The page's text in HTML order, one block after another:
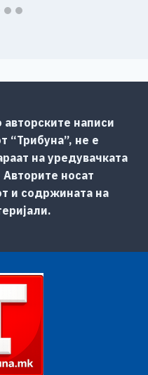
написи
“Трибуна”, не е
на уредувачката
Авторите носат
и содржината на